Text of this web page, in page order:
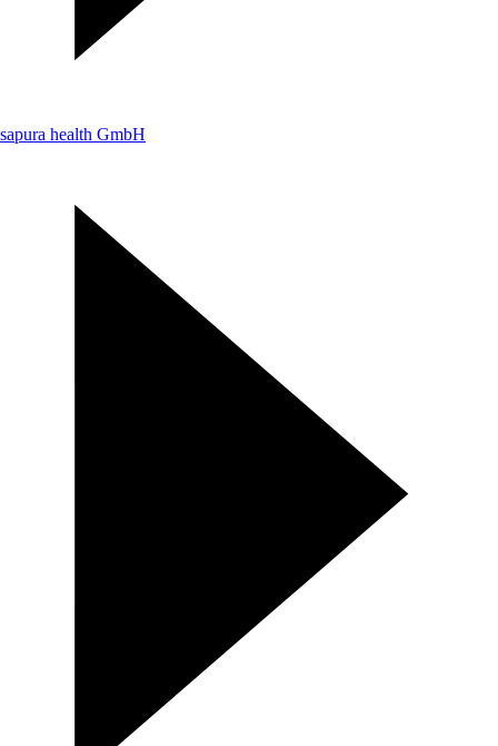
sapura health GmbH